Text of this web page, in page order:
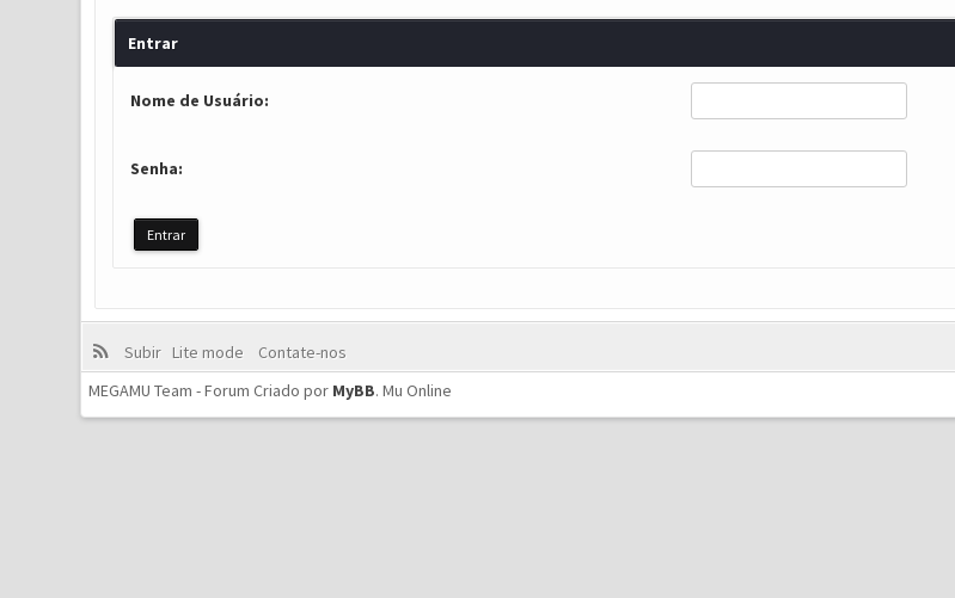
Entrar
Nome de Usuário:
Senha:
Subir Lite mode
Contate-nos
MEGAMU Team - Forum Criado por MyBB.Mu Online